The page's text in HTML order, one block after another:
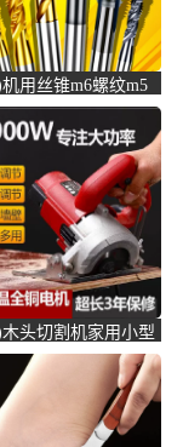
用丝锥m6螺纹m5
钻头m8丝攻m10不
纹钢(俊拓五金旗舰
木头切割机家用小型
地面金属钢材机两
款切槽-水泥切割机
旗舰店仅售122.65